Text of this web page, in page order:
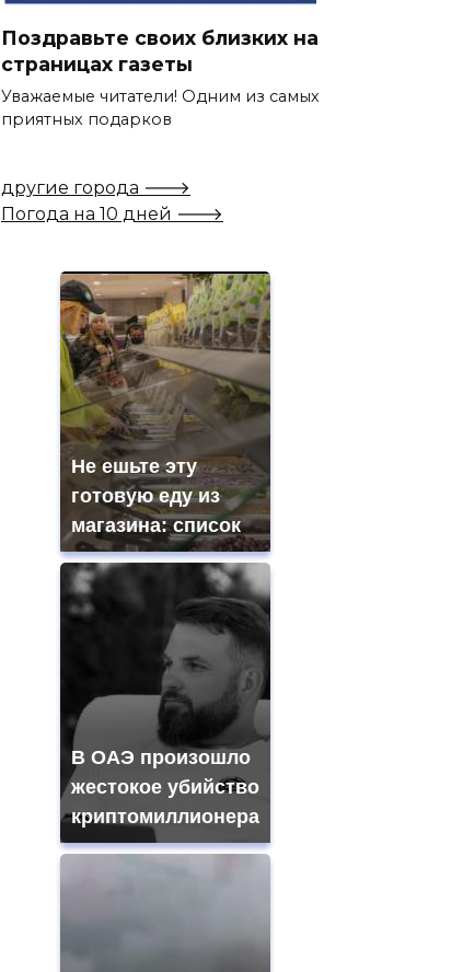
Поздравьте своих близких на
страницах газеты
Уважаемые читатели! Одним из самых
приятных подарков
другие города 🡒
Погода на 10 дней 🡒
Не ешьте эту
готовую еду из
магазина: список
В ОАЭ произошло
жестокое убийство
криптомиллионера